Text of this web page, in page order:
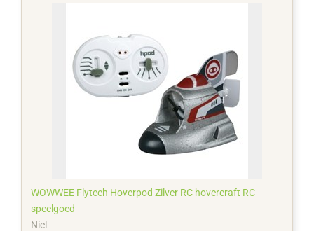
WOWWEE Flytech Hoverpod Zilver RC hovercraft RC
speelgoed
Niel